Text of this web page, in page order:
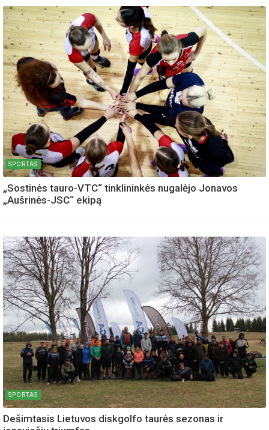
SPORTAS
„Sostinės tauro-VTC“ tinklininkės nugalėjo Jonavos
„Aušrinės-JSC“ ekipą
SPORTAS
Dešimtasis Lietuvos diskgolfo taurės sezonas ir